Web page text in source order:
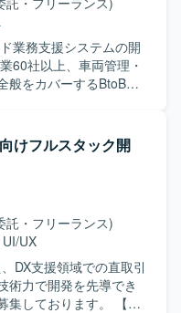
業務支援システムの開
60社以上、車両管理・
般をカバーするBtoB
います。 コードレビュ
事業譲渡後の統合）に
ド : React 18 /
デザインツール：
RDS インフラ : AWS
ミュニケーション/タ
を利用しています。
けフルスタック開
託・フリーランス)
UI/UX
DX支援領域での直取引
術力で開発を先導でき
ております。 【作